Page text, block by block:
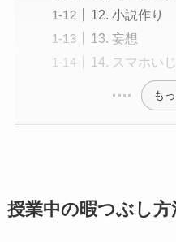
12. 小説作り
13. 妄想
14. スマホい
も
授業中の暇つぶし方